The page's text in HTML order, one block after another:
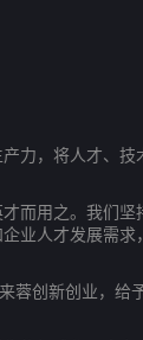
，将人才、技
用之。我们坚
业人才发展需
创新创业，给